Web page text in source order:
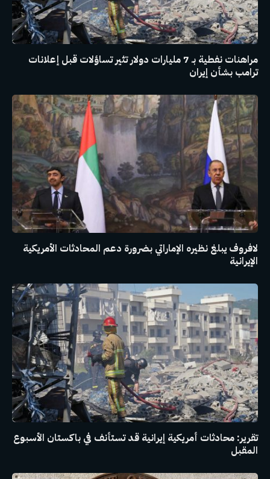
مراهنات نفطية بـ 7 مليارات دولار تثير تساؤلات قبل إعلانات
ترامب بشأن إيران
لافروف يبلغ نظيره الإماراتي بضرورة دعم المحادثات الأمريكية
الإيرانية
تقرير: محادثات أمريكية إيرانية قد تستأنف في باكستان الأسبوع
المقبل